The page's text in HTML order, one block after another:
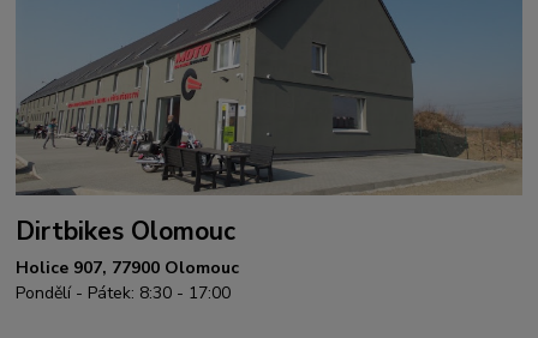
Dirtbikes Olomouc
Holice 907, 77900 Olomouc
Pondělí - Pátek: 8:30 - 17:00